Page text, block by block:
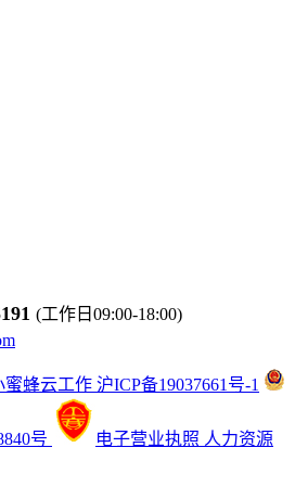
(工作日09:00-18:00)
蜂云工作 沪ICP备19037661号-1
号 电子营业执照 人力资源